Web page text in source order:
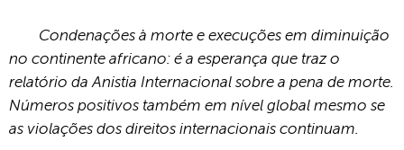
Condenações à morte e execuções em diminuição
no continente africano: é a esperança que traz o
relatório da Anistia Internacional sobre a pena de morte.
Números positivos também em nível global mesmo se
as violações dos direitos internacionais continuam.